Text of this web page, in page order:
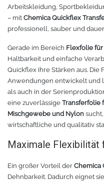
Arbeitskleidung,
– mit Chemica Quickflex
professionell, sauber und
Gerade im Bereich Flexfolie
Haltbarkeit und einfache
Quickflex ihre Stärken aus.
Anwendungen entwickelt und
als auch in der
eine zuverlässige Transferfolie
Mischgewebe und Nylon
wirtschaftliche und qualitativ
Maximale Flexibilität
Ein großer Vorteil der Chemica
Dehnbarkeit. Dadurch eignet